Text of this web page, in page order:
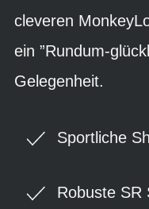
cleveren
ein ”Rundum-
Gelegenheit.
Sportliche
Robuste SR